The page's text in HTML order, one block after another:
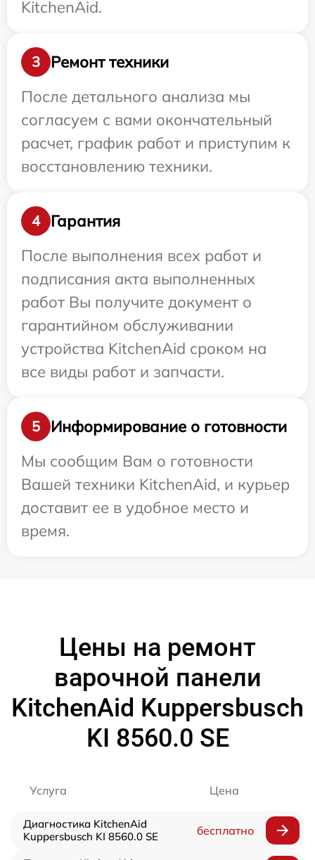
KitchenAid.
3
Ремонт техники
После детального анализа мы
согласуем с вами окончательный
расчет, график работ и приступим к
восстановлению техники.
4
Гарантия
После выполнения всех работ и
подписания акта выполненных
работ Вы получите документ о
гарантийном обслуживании
устройства KitchenAid сроком на
все виды работ и запчасти.
5
Информирование о готовности
Мы сообщим Вам о готовности
Вашей техники KitchenAid, и курьер
доставит ее в удобное место и
время.
Цены на ремонт
варочной панели
KitchenAid Kuppersbusch
KI 8560.0 SE
Услуга Цена
Диагностика KitchenAid
Kuppersbusch KI 8560.0 SE
бесплатно